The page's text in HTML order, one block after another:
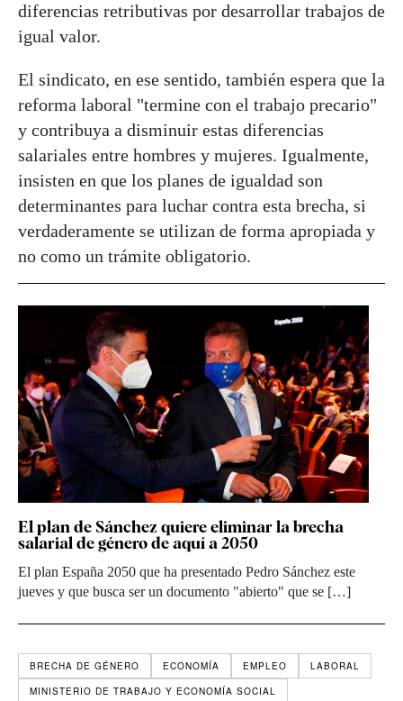
diferencias retributivas por desarrollar trabajos de
igual valor.
El sindicato, en ese sentido, también espera que la
reforma laboral "termine con el trabajo precario"
y contribuya a disminuir estas diferencias
salariales entre hombres y mujeres. Igualmente,
insisten en que los planes de igualdad son
determinantes para luchar contra esta brecha, si
verdaderamente se utilizan de forma apropiada y
no como un trámite obligatorio.
El plan de Sánchez quiere eliminar la brecha
salarial de género de aquí a 2050
El plan España 2050 que ha presentado Pedro Sánchez este
jueves y que busca ser un documento "abierto" que se […]
BRECHA DE GÉNERO ECONOMÍA EMPLEO
LABORAL
MINISTERIO DE TRABAJO Y ECONOMÍA SOCIAL